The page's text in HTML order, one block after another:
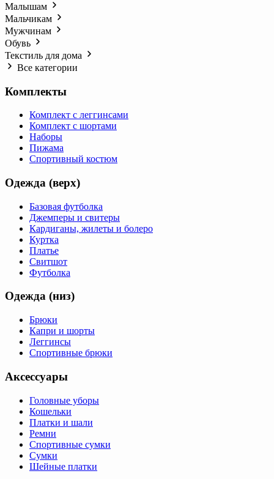
Малышам
Мальчикам
Мужчинам
Обувь
Текстиль для дома
Все категории
Комплекты
Комплект с леггинсами
Комплект с шортами
Наборы
Пижама
Спортивный костюм
Одежда (верх)
Базовая футболка
Джемперы и свитеры
Кардиганы, жилеты и болеро
Куртка
Платье
Свитшот
Футболка
Одежда (низ)
Брюки
Капри и шорты
Леггинсы
Спортивные брюки
Аксессуары
Головные уборы
Кошельки
Платки и шали
Ремни
Спортивные сумки
Сумки
Шейные платки